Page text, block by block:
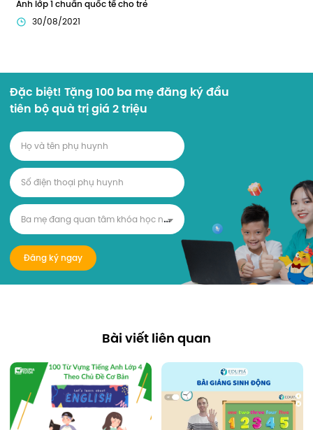
Anh lớp 1 chuẩn quốc tế cho trẻ
30/08/2021
Đặc biệt! Tặng 100 ba mẹ đăng ký đầu
tiên bộ quà trị giá 2 triệu
B
a mẹ đang quan tâm khóa học nào?
Đăng ký ngay
Bài viết liên quan